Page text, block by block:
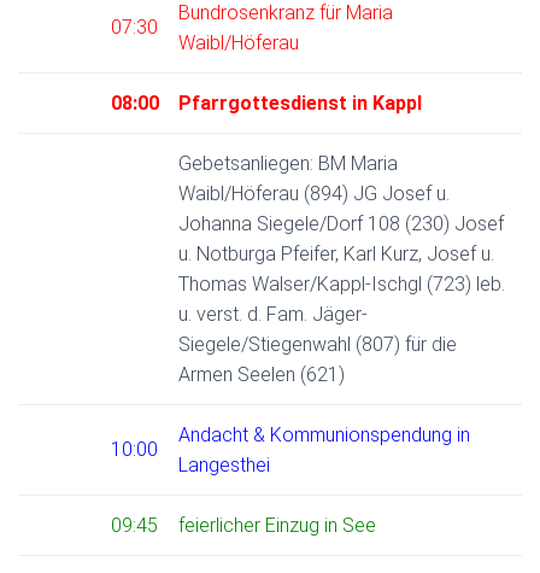
07:30
Bundrosenkranz für Maria
Waibl/Höferau
08:00 Pfarrgottesdienst in Kappl
Gebetsanliegen: BM Maria
Waibl/Höferau (894) JG Josef u.
Johanna Siegele/Dorf 108 (230) Josef
u. Notburga Pfeifer, Karl Kurz, Josef u.
Thomas Walser/Kappl-Ischgl (723) leb.
u. verst. d. Fam. Jäger-
Siegele/Stiegenwahl (807) für die
Armen Seelen (621)
10:00
Andacht & Kommunionspendung in
Langesthei
09:45 feierlicher Einzug in See